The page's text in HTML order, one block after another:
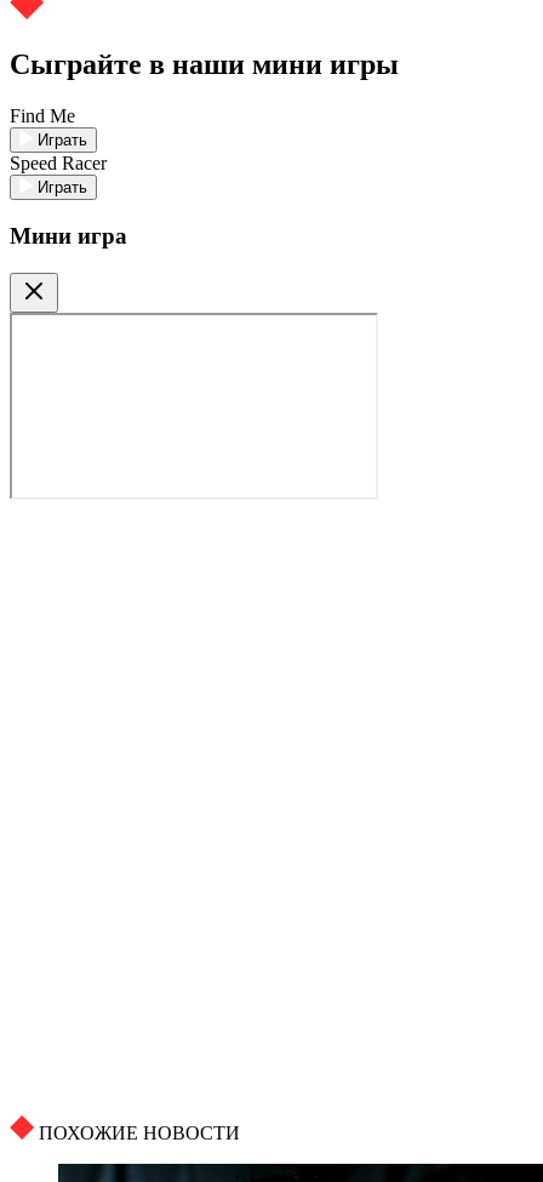
Сыграйте в наши мини игры
Find Me
Играть
Speed Racer
Играть
Мини игра
ПОХОЖИЕ НОВОСТИ